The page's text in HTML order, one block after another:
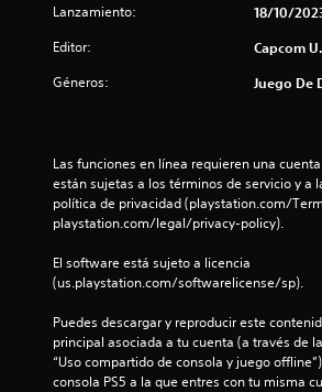
Lanzamiento: 18/10/
Editor: Capcom
Géneros: Juego De
Las funciones en línea requieren una
están sujetas a los términos de servicio y a
política de privacidad (playstation.com/
playstation.com/legal/privacy-policy).
El software está sujeto a licencia
(us.playstation.com/softwarelicense/sp).
Puedes descargar y reproducir este
principal asociada a tu cuenta (a través de
“Uso compartido de consola y juego
consola PS5 a la que entres con tu misma